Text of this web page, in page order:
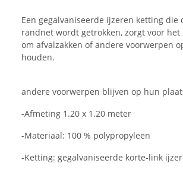
Een gegalvaniseerde ijzeren ketting die
randnet wordt getrokken, zorgt voor
om afvalzakken of andere voorwerpen
houden.
andere voorwerpen blijven op hun
-Afmeting 1.20 x 1.20 meter
-Materiaal: 100 % polypropyleen
-Ketting: gegalvaniseerde korte-link